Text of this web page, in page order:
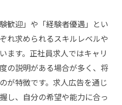
歓迎」や「経験者優遇」とい
れ求められるスキルレベルや
ます。正社員求人ではキャリ
の説明がある場合が多く、将
が特徴です。求人広告を通じ
し、自分の希望や能力に合っ